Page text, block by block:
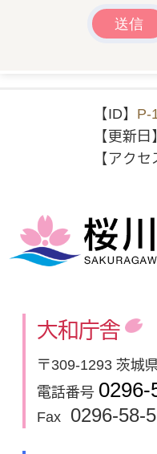
【ID】 P-
【更新日】
【アクセ
大和庁舎
〒309-1293 茨城
電話番号 0296-
Fax
0296-58-